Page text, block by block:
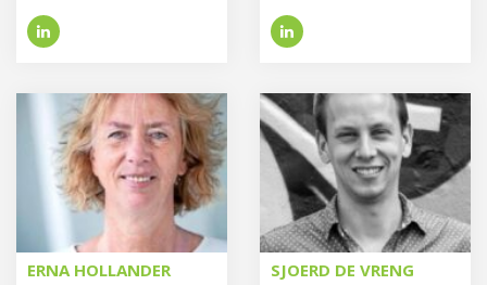
ERNA HOLLANDER
SJOERD DE VRENG